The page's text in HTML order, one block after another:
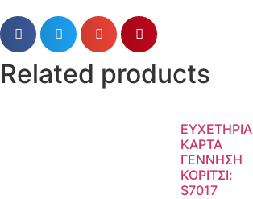
Related products
ΕΥΧΕΤΗΡΙΑ
ΚΑΡΤΑ
ΓΕΝΝΗΣΗ
ΚΟΡΙΤΣΙ:
S7017